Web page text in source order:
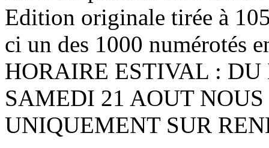
Edition originale tirée à
ci un des 1000 numérotés
HORAIRE ESTIVAL :
SAMEDI 21 AOUT
UNIQUEMENT SUR